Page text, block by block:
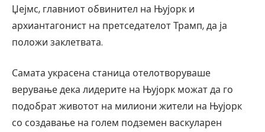
Џејмс, главниот обвинител на Њујорк и
архиантагонист на претседателот Трамп, да ја
положи заклетвата.
Самата украсена станица отелотворуваше
верување дека лидерите на Њујорк можат да го
подобрат животот на милиони жители на Њујорк
со создавање на голем подземен васкуларен